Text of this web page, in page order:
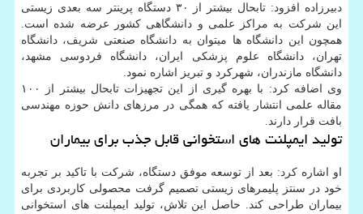
دبیرزاده افزود: تابحال بیشتر از ۳۰ دستگاه پرینتر سه بعدی زیستی
این شرکت به مراکز علمی و دانشگاهی کشور عرضه شده است.
همچون این دانشگاه ها میتوان به دانشگاه صنعتی شریف، دانشگاه
تهران، دانشگاه علوم پزشکی ایران، دانشگاه فردوسی مشهد،
دانشگاه مازندران، شهرکرد و تبریز اشاره نمود.
وی اضافه کرد: با بهره گیری از این تجهیزات تابحال بیشتر از ۱۰۰
مقاله علمی انتشار یافته که همگی در مرزهای دانش حوزه مهندسی
بافت قرار دارند.
تولید ایمپلنت های استخوانی قابل جذب برای بیماران
او اشاره کرد: بعد از توسعه موفق دستگاه، شرکت با تاکید بر تجربه
خود در سنتز پلیمرهای زیستی تصمیم گرفت محصولی کاربردی برای
بیماران طراحی کند. حاصل این تلاش، تولید ایمپلنت های استخوانی